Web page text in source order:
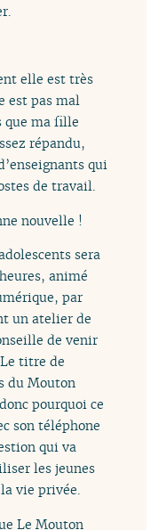
elle est très
est pas mal
que ma fille
répandu,
qui
de travail.
nouvelle !
sera
animé
par
un atelier de
de venir
titre de
du Mouton
pourquoi ce
son téléphone
qui va
les jeunes
vie privée.
Le Mouton